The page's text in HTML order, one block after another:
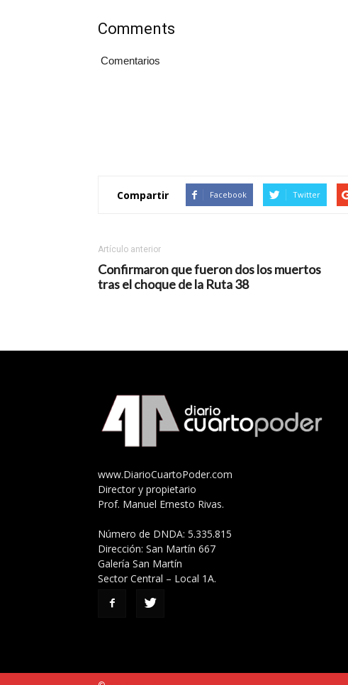
Comments
Comentarios
Compartir Facebook Twitter
Artículo anterior
Confirmaron que fueron dos los muertos
tras el choque de la Ruta 38
www.DiarioCuartoPoder.com
Director y propietario
Prof. Manuel Ernesto Rivas.
Número de DNDA: 5.335.815
Dirección: San Martín 667
Galería San Martín
Sector Central – Local 1A.